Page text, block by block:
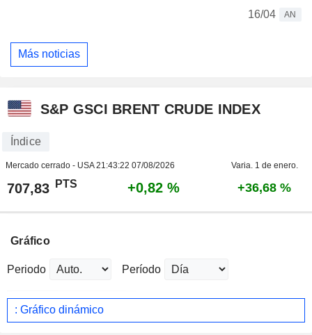
16/04
AN
Más noticias
S&P GSCI BRENT CRUDE INDEX
Índice
Mercado cerrado - USA21:43:22 07/08/2026 Varia. 1 de enero.
707,83 PTS +0,82 % +36,68 %
Gráfico
Periodo Período
: Gráfico dinámico